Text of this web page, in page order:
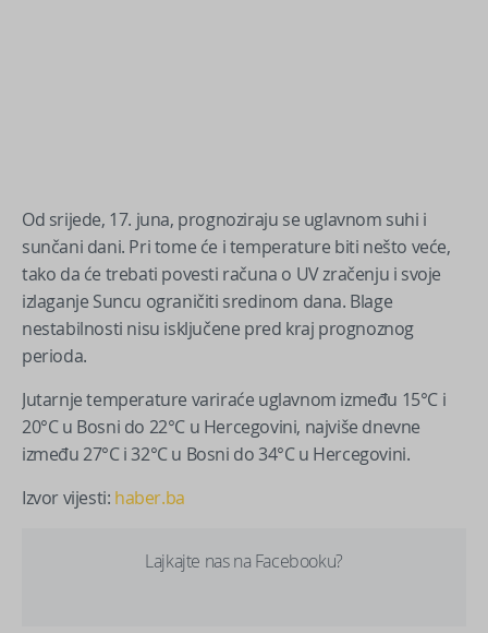
Od srijede, 17. juna, prognoziraju se uglavnom suhi i
sunčani dani. Pri tome će i temperature biti nešto veće,
tako da će trebati povesti računa o UV zračenju i svoje
izlaganje Suncu ograničiti sredinom dana. Blage
nestabilnosti nisu isključene pred kraj prognoznog
perioda.
Jutarnje temperature variraće uglavnom između 15°C i
20°C u Bosni do 22°C u Hercegovini, najviše dnevne
između 27°C i 32°C u Bosni do 34°C u Hercegovini.
Izvor vijesti: haber.ba
Lajkajte nas na Facebooku?